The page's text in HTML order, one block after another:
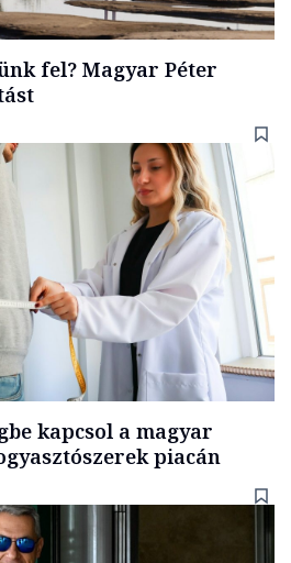
fel? Magyar Péter
kapcsol a magyar
piacán